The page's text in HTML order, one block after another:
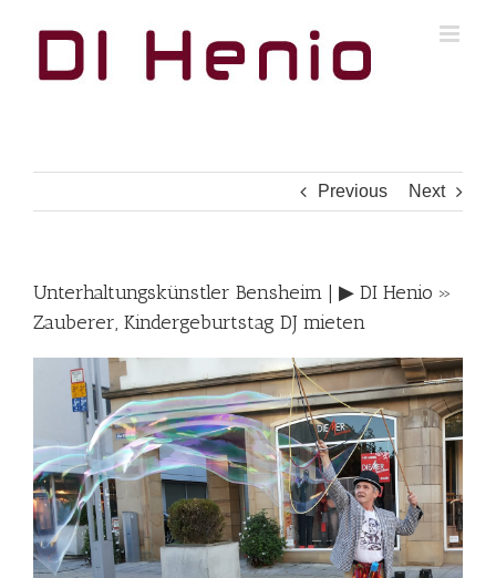
Previous Next
Unterhaltungskünstler Bensheim | ▶︎ DI Henio »
Zauberer, Kindergeburtstag DJ mieten